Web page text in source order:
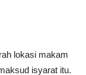
lokasi makam
isyarat itu.